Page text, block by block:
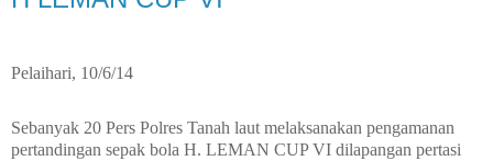
Pelaihari, 10/6/14
Sebanyak 20 Pers Polres Tanah laut melaksanakan pengamanan
pertandingan sepak bola H. LEMAN CUP VI dilapangan pertasi